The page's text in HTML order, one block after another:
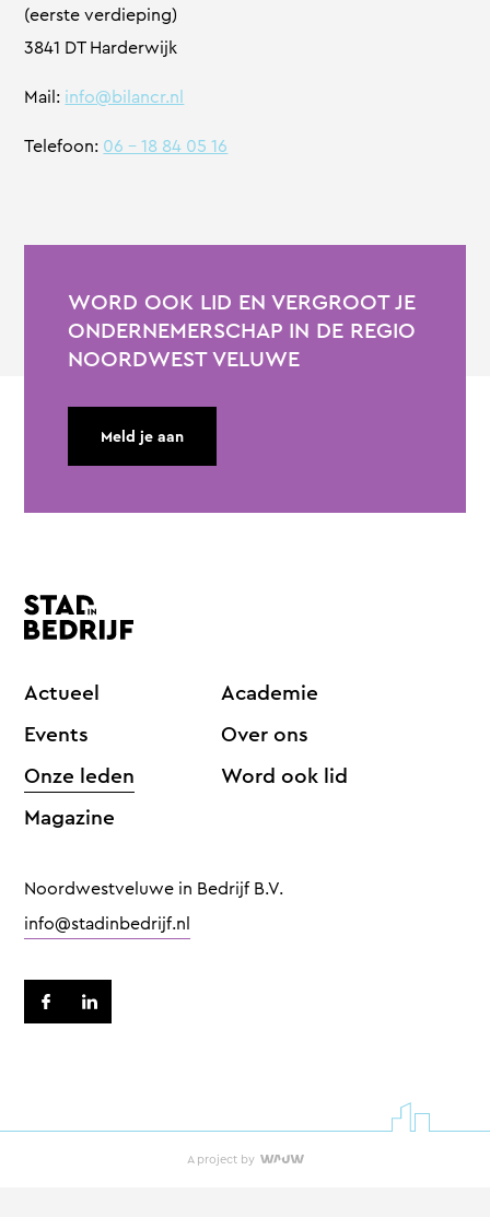
(eerste verdieping)
3841 DT Harderwijk​
Mail: ​ info@bilancr.nl
Telefoon: 06 – 18 84 05 16
WORD OOK LID EN VERGROOT JE
ONDERNEMERSCHAP IN DE REGIO
NOORDWEST VELUWE
Meld je aan
Actueel
Events
Onze leden
Magazine
Academie
Over ons
Word ook lid
Noordwestveluwe in Bedrijf B.V.
info@stadinbedrijf.nl
A project by